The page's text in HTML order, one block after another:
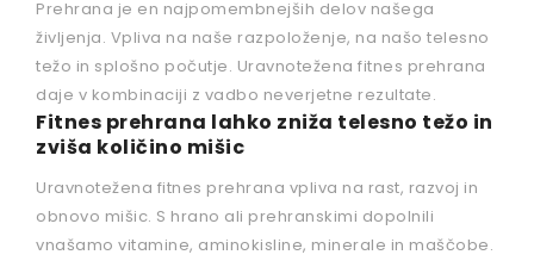
Prehrana je en najpomembnejših delov našega
življenja. Vpliva na naše razpoloženje, na našo telesno
težo in splošno počutje. Uravnotežena fitnes prehrana
daje v kombinaciji z vadbo neverjetne rezultate.
Fitnes prehrana lahko zniža telesno težo in
zviša količino mišic
Uravnotežena fitnes prehrana vpliva na rast, razvoj in
obnovo mišic. S hrano ali prehranskimi dopolnili
vnašamo vitamine, aminokisline, minerale in maščobe.